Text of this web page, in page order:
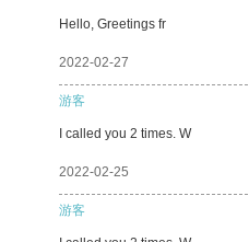
Hello, Greetings fr
2022-02-27
游客
I called you 2 times. W
2022-02-25
游客